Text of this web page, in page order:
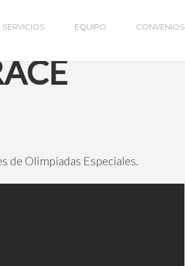
SERVICIOS EQUIPO CONVENIOS
de Olimpiadas Especiales.